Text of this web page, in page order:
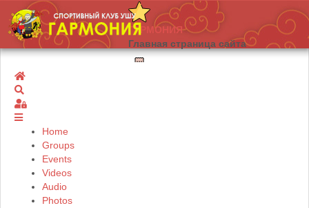
ГАРМОНИЯ
Главная страница сайта
Home
Sign In
Home
Groups
Events
Videos
Audio
Photos